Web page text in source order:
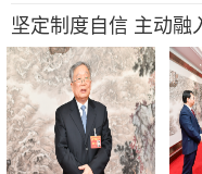
坚定制度自信 主动融